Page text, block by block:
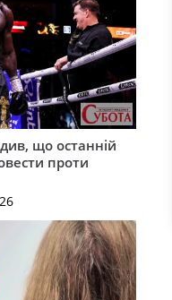
що останній
проти